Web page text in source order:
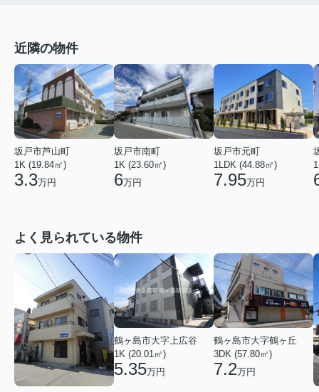
近隣の物件
坂戸市芦山町
1K (19.84㎡)
3.3万円
坂戸市南町
1K (23.60㎡)
6万円
坂戸市元町
1LDK (44.88㎡)
7.95万円
よく見られている物件
鶴ヶ島市大字上広谷
1K (20.01㎡)
5.35万円
鶴ヶ島市大字鶴ヶ丘
3DK (57.80㎡)
7.2万円